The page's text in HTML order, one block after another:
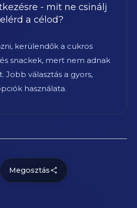
- mit ne csinálj
a célod?
kerülendők a cukros
snackek, mert nem adnak
Jobb választás a gyors,
használata.
Megosztás